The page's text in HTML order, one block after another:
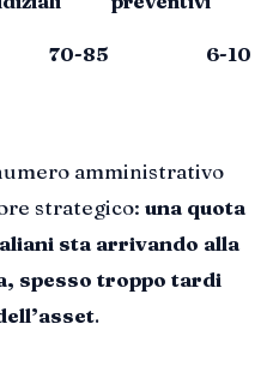
70-85 6-10
amministrativo
strategico: una quota
sta arrivando alla
spesso troppo tardi
.